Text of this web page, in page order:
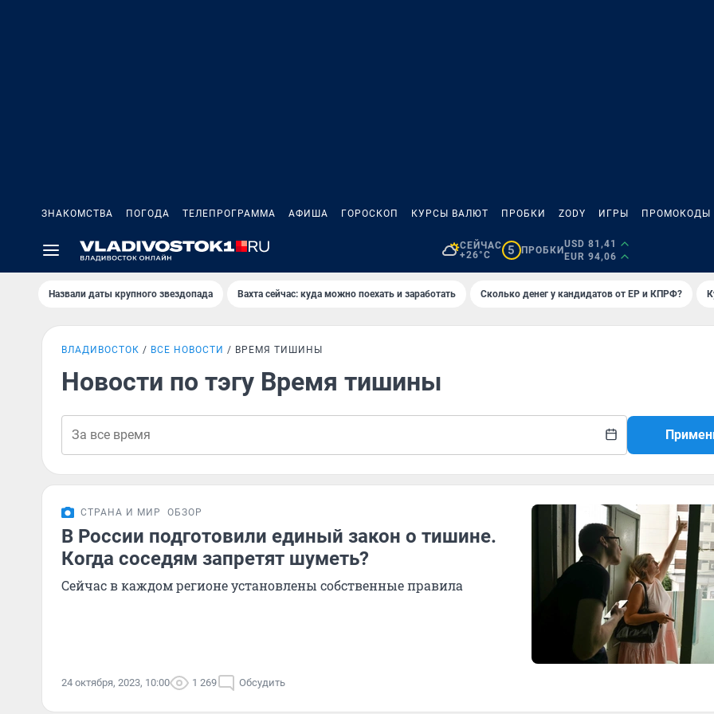
ЗНАКОМСТВА ПОГОДА ТЕЛЕПРОГРАММА АФИША ГОРОСКОП КУРСЫ ВАЛЮТ ПРОБКИ ZODY ИГРЫ ПРОМОКОДЫ
СЕЙЧАС
+26°C
5 ПРОБКИ
USD 81,41
EUR 94,06
Назвали даты крупного звездопада Вахта сейчас: куда можно поехать и заработать Сколько денег у кандидатов от ЕР и КПРФ?
ВЛАДИВОСТОК ВСЕ НОВОСТИ ВРЕМЯ ТИШИНЫ
Новости по тэгу Время тишины
СТРАНА И МИР ОБЗОР
В России подготовили единый закон о тишине.
Когда соседям запретят шуметь?
Сейчас в каждом регионе установлены собственные правила
24 октября, 2023, 10:00 1 269 Обсудить